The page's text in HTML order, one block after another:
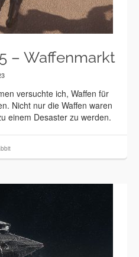
– Waffenmarkt
versuchte ich, Waffen für
Nicht nur die Waffen waren
einem Desaster zu werden.